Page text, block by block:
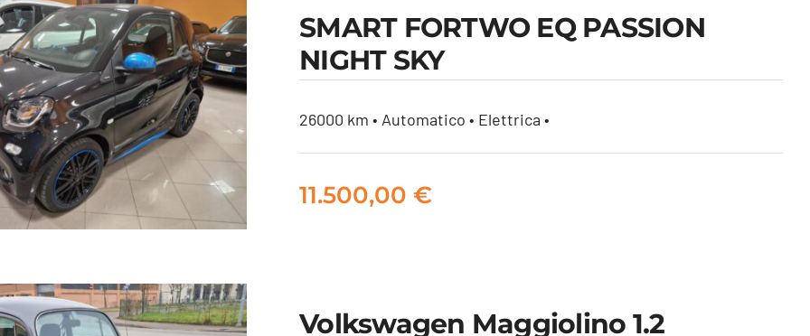
I30
1.6 CRDI
110CV
FORTWO
SMART FORTWO EQ PASSION
NIGHT SKY
26000 km • Automatico • Elettrica •
11.500,00€
Volkswagen Maggiolino 1.2